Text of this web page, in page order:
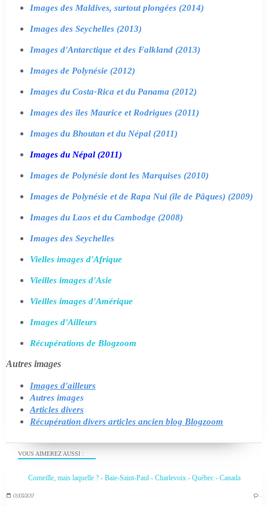
VOUS AIMEREZ AUSSI :
Corneille, mais laquelle ? - Baie-Saint-Paul - Charlevoix - Québec - Canada
01/03/2017 …
Images des Maldives, surtout plongées (2014)
Images des Seychelles (2013)
Images d'Antarctique et des Falkland (2013)
Images de Polynésie (2012)
Images du Costa-Rica et du Panama (2012)
Images des îles Maurice et Rodrigues (2011)
Images du Bhoutan et du Népal (2011)
Images du Népal (2011)
Images de Polynésie dont les Marquises (2010)
Images de Polynésie et de Rapa Nui (île de Pâques) (2009)
Images du Laos et du Cambodge (2008)
Images des Seychelles
Vielles images d'Afrique
Vieilles images d'Asie
Vieilles images d'Amérique
Images d'Ailleurs
Récupérations de Blogzoom
Autres images
Images d'ailleurs
Autres images
Articles divers
Récupération divers articles ancien blog Blogzoom